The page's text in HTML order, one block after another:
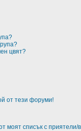
цвят?
от тези форуми!
моят списък с приятели/